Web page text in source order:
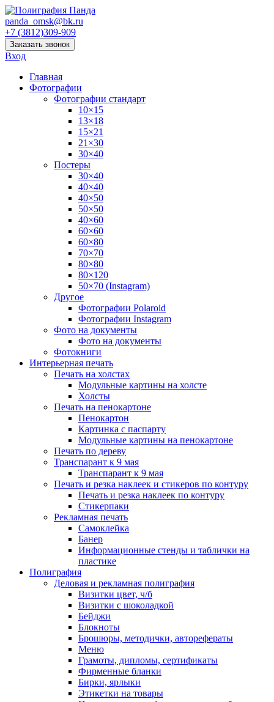
panda_omsk@bk.ru
+7 (3812)309-909
Заказать звонок
Вход
Главная
Фотографии
Фотографии стандарт
10×15
13×18
15×21
21×30
30×40
Постеры
30×40
40×40
40×50
50×50
40×60
60×60
60×80
70×70
80×80
80×120
50×70 (Instagram)
Другое
Фотографии Polaroid
Фотографии Instagram
Фото на документы
Фото на документы
Фотокниги
Интерьерная печать
Печать на холстах
Модульные картины на холсте
Холсты
Печать на пенокартоне
Пенокартон
Картинка с паспарту
Модульные картины на пенокартоне
Печать по дереву
Транспарант к 9 мая
Транспарант к 9 мая
Печать и резка наклеек и стикеров по контуру
Печать и резка наклеек по контуру
Стикерпаки
Рекламная печать
Самоклейка
Банер
Информационные стенды и таблички на
пластике
Полиграфия
Деловая и рекламная полиграфия
Визитки цвет, ч/б
Визитки с шоколадкой
Бейджи
Блокноты
Брошюры, методички, авторефераты
Меню
Грамоты, дипломы, сертификаты
Фирменные бланки
Бирки, ярлыки
Этикетки на товары